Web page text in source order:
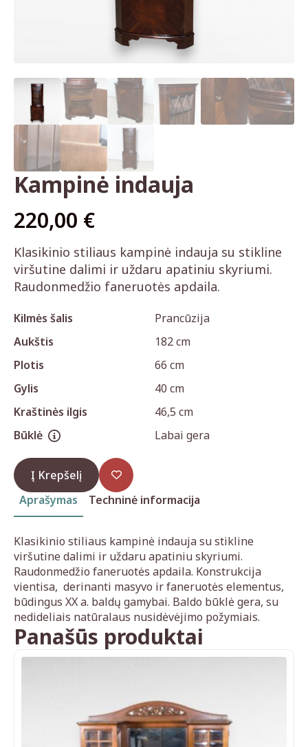
Kampinė indauja
220,00 €
Klasikinio stiliaus kampinė indauja su stikline
viršutine dalimi ir uždaru apatiniu skyriumi.
Raudonmedžio faneruotės apdaila.
Kilmės šalis
Prancūzija
Aukštis
182 cm
Plotis
66 cm
Gylis
40 cm
Kraštinės ilgis
46,5 cm
Būklė
Labai gera
Į Krepšelį
Aprašymas
Techninė informacija
Klasikinio stiliaus kampinė indauja su stikline
viršutine dalimi ir uždaru apatiniu skyriumi.
Raudonmedžio faneruotės apdaila. Konstrukcija
vientisa, derinanti masyvo ir faneruotės elementus,
būdingus XX a. baldų gamybai. Baldo būklė gera, su
nedideliais natūralaus nusidėvėjimo požymiais.
Panašūs produktai